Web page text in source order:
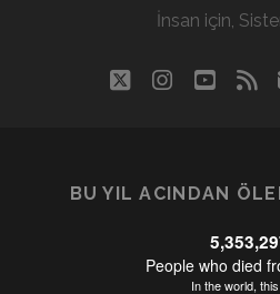
İnsan için,
twitterinstagram
BU YIL ACINDAN